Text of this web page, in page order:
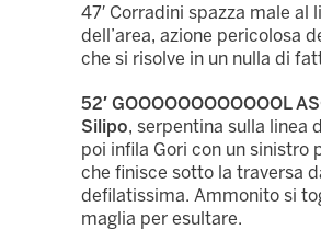
47′ Corradini spazza male al
dell’area, azione pericolosa
che si risolve in un nulla di
52′ GOOOOOOOOOOOOL
Silipo, serpentina sulla linea
poi infila Gori con un sinistro
che finisce sotto la traversa
defilatissima. Ammonito si
maglia per esultare.